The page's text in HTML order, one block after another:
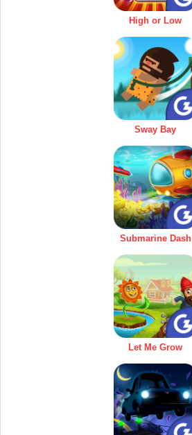
High or Low
Sway Bay
Submarine Dash
Let Me Grow